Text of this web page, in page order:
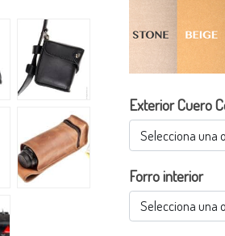
Exterior Cuero
Selecciona una
Forro interior
Selecciona una